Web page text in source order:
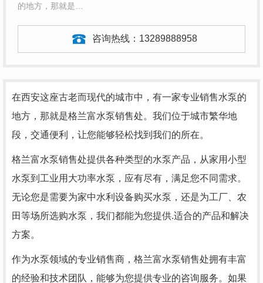
的地方，那就是…
咨询热线： 13289888958
在西安这座古老而现代的城市中，有一家专业销售水泵的
地方，那就是格兰富水泵销售处。我们位于城市繁华地
段，交通便利，让您能够轻松找到我们的所在。
格兰富水泵销售处提供各种类型的水泵产品，从家用小型
水泵到工业用大功率水泵，应有尽有，满足您不同需求。
无论您是需要为家中水利设备购买水泵，还是为工厂、农
田等场所选购水泵，我们都能为您提供.适合的产品和解决
方案。
作为水泵领域的专业销售商，格兰富水泵销售处拥有丰富
的经验和技术团队，能够为您提供专业的咨询服务。如果